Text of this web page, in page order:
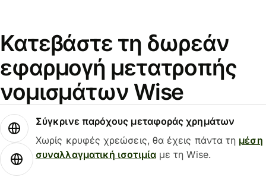
Κατεβάστε τη δωρεάν
εφαρμογή μετατροπής
νομισμάτων Wise
Σύγκρινε παρόχους μεταφοράς χρημάτων
Χωρίς κρυφές χρεώσεις, θα έχεις πάντα τη μέση
συναλλαγματική ισοτιμίαμε τη Wise.